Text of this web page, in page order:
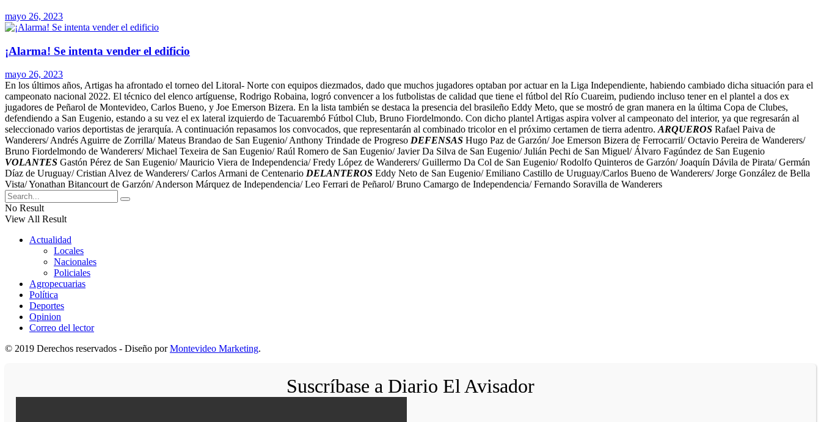
mayo 26, 2023
¡Alarma! Se intenta vender el edificio
mayo 26, 2023
En los últimos años, Artigas ha afrontado el torneo del Litoral- Norte con equipos diezmados, dado que muchos jugadores optaban por actuar en la Liga Independiente, habiendo cambiado dicha situación para el
campeonato nacional 2022. El técnico del elenco artíguense, Rodrigo Robaina, logró convencer a los futbolistas de calidad que tiene el fútbol del Río Cuareim, pudiendo incluso tener en el plantel a dos ex
jugadores de Peñarol de Montevideo, Carlos Bueno, y Joe Emerson Bizera. En la lista también se destaca la presencia del brasileño Eddy Meto, que se mostró de gran manera en la última Copa de Clubes,
defendiendo a San Eugenio, estando a su vez el ex lateral izquierdo de Tacuarembó Fútbol Club, Bruno Fiordelmondo. Con dicho plantel Artigas aspira volver al campeonato del interior, ya que regresarán al
seleccionado varios deportistas de jerarquía. A continuación repasamos los convocados, que representarán al combinado tricolor en el próximo certamen de tierra adentro. ARQUEROS Rafael Paiva de
Wanderers/ Andrés Aguirre de Zorrilla/ Mateus Brandao de San Eugenio/ Anthony Trindade de Progreso DEFENSAS Hugo Paz de Garzón/ Joe Emerson Bizera de Ferrocarril/ Octavio Pereira de Wanderers/
Bruno Fiordelmondo de Wanderers/ Michael Texeira de San Eugenio/ Raúl Romero de San Eugenio/ Javier Da Silva de San Eugenio/ Julián Pechi de San Miguel/ Álvaro Fagúndez de San Eugenio
VOLANTES Gastón Pérez de San Eugenio/ Mauricio Viera de Independencia/ Fredy López de Wanderers/ Guillermo Da Col de San Eugenio/ Rodolfo Quinteros de Garzón/ Joaquín Dávila de Pirata/ Germán
Díaz de Uruguay/ Cristian Alvez de Wanderers/ Carlos Armani de Centenario DELANTEROS Eddy Neto de San Eugenio/ Emiliano Castillo de Uruguay/Carlos Bueno de Wanderers/ Jorge González de Bella
Vista/ Yonathan Bitancourt de Garzón/ Anderson Márquez de Independencia/ Leo Ferrari de Peñarol/ Bruno Camargo de Independencia/ Fernando Soravilla de Wanderers
No Result
View All Result
Actualidad
Locales
Nacionales
Policiales
Agropecuarias
Política
Deportes
Opinion
Correo del lector
© 2019 Derechos reservados - Diseño porMontevideo Marketing.
Suscríbase a Diario El Avisador